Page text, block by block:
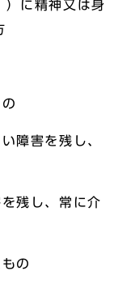
）に精神又は身
障害を残し、
残し、常に介
の